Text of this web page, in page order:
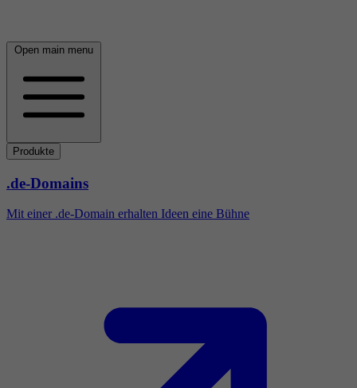
Open main menu
Produkte
.de-Domains
Mit einer .de-Domain erhalten Ideen eine Bühne